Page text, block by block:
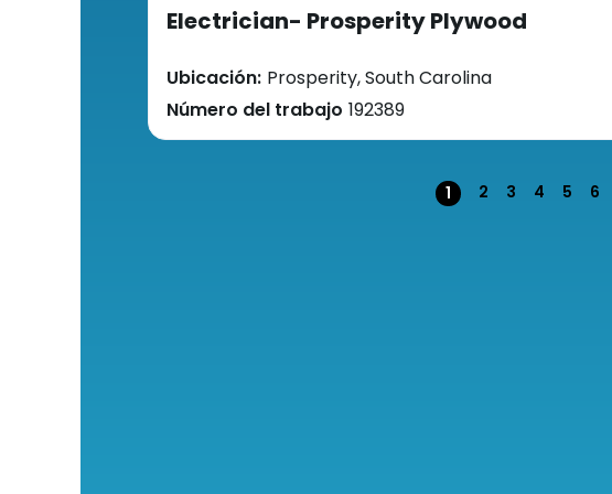
Electrician- Prosperity Plywood
Ubicación: Prosperity, South Carolina
Número del trabajo 192389
Página
1 2 3 4 5 6